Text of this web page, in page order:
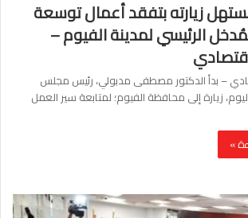
زيارته بتفقد أعمال توسعة
الرئيسي لمدينة الفيوم –
– بدأ الدكتور مصطفى مدبولي، رئيس مجلس
اليوم، زيارة إلى محافظة الفيوم؛ لمتابعة سير العمل
»